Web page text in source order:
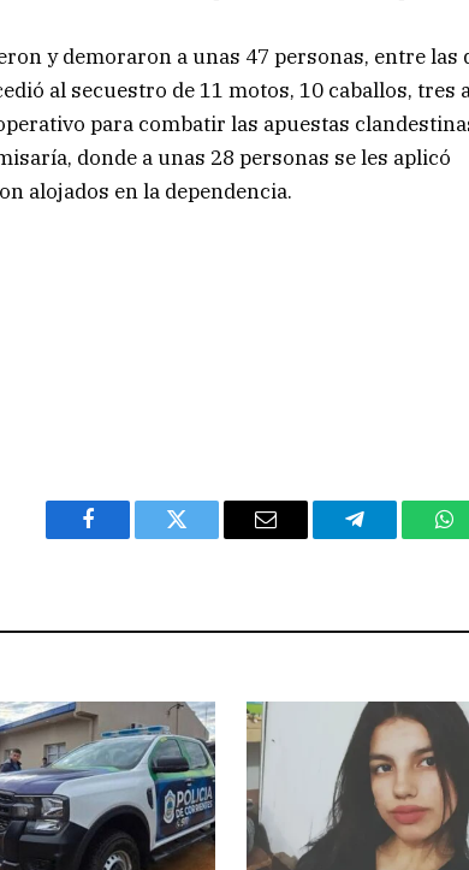
y demoraron a unas 47 personas, entre las
al secuestro de 11 motos, 10 caballos, tres
para combatir las apuestas
donde a unas 28 personas se les aplicó
alojados en la dependencia.
Facebook Twitter Email Telegram